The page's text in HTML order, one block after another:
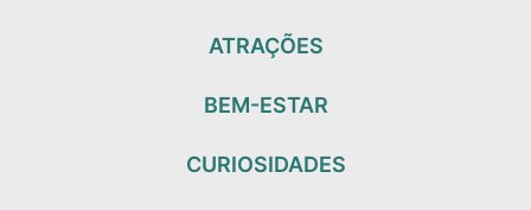
ATRAÇÕES
BEM-ESTAR
CURIOSIDADES